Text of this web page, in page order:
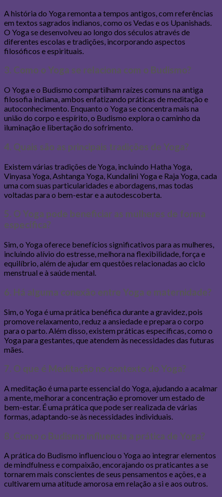
A história do Yoga remonta a tempos antigos, com referências
em textos sagrados indianos, como os Vedas e os Upanishads.
O Yoga se desenvolveu ao longo dos séculos através de
diferentes escolas e tradições, incorporando aspectos
filosóficos e espirituais.
3. Como o Yoga se relaciona com o Budismo?
O Yoga e o Budismo compartilham raízes comuns na antiga
filosofia indiana, ambos enfatizando práticas de meditação e
autoconhecimento. Enquanto o Yoga se concentra mais na
união do corpo e espírito, o Budismo explora o caminho da
iluminação e libertação do sofrimento.
4. Quais são as principais tradições de Yoga?
Existem várias tradições de Yoga, incluindo Hatha Yoga,
Vinyasa Yoga, Ashtanga Yoga, Kundalini Yoga e Raja Yoga, cada
uma com suas particularidades e abordagens, mas todas
voltadas para o bem-estar e a autodescoberta.
5. O Yoga pode beneficiar as mulheres de forma
específica?
Sim, o Yoga oferece benefícios significativos para as mulheres,
incluindo alívio do estresse, melhora na flexibilidade, força e
equilíbrio, além de ajudar em questões relacionadas ao ciclo
menstrual e à saúde mental.
6. Há alguma conexão entre Yoga e maternidade?
Sim, o Yoga é uma prática benéfica durante a gravidez, pois
promove relaxamento, reduz a ansiedade e prepara o corpo
para o parto. Além disso, existem práticas específicas, como o
Yoga para gestantes, que atendem às necessidades das futuras
mães.
7. O que é Meditação no contexto do Yoga?
A meditação é uma parte essencial do Yoga, ajudando a acalmar
a mente, melhorar a concentração e promover um estado de
bem-estar. É uma prática que pode ser realizada de várias
formas, adaptando-se às necessidades individuais.
8. Como o Budismo influencia a prática de Yoga?
A prática do Budismo influenciou o Yoga ao integrar elementos
de mindfulness e compaixão, encorajando os praticantes a se
tornarem mais conscientes de seus pensamentos e ações, e a
cultivarem uma atitude amorosa em relação a si e aos outros.